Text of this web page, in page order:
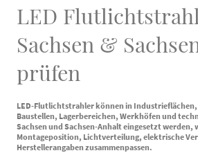
LED
Sachsen &
prüfen
LED-Flutlichtstrahler können in Industrieflächen,
Baustellen, Lagerbereichen, Werkhöfen und
Sachsen und Sachsen-Anhalt eingesetzt werden,
Montageposition, Lichtverteilung, elektrische
Herstellerangaben zusammenpassen.